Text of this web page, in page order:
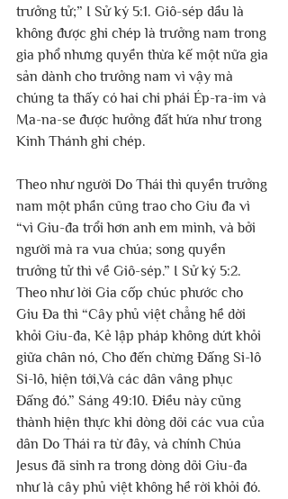
trưởng tử;” I Sử ký 5:1. Giô-sép dầu là
không được ghi chép là trưởng nam trong
gia phổ nhưng quyền thừa kế một nữa gia
sản dành cho trưởng nam vì vậy mà
chúng ta thấy có hai chi phái Ép-ra-im và
Ma-na-se được hưởng đất hứa như trong
Kinh Thánh ghi chép.
Theo như người Do Thái thì quyền trưởng
nam một phần cũng trao cho Giu đa vì
“vì Giu-đa trổi hơn anh em mình, và bởi
người mà ra vua chúa; song quyền
trưởng tử thì về Giô-sép.” I Sử ký 5:2.
Theo như lời Gia cốp chúc phước cho
Giu Đa thì “Cây phủ việt chẳng hề dời
khỏi Giu-đa, Kẻ lập pháp không dứt khỏi
giữa chân nó, Cho đến chừng Đấng Si-lô
Si-lô, hiện tới,Và các dân vâng phục
Đấng đó.” Sáng 49:10. Điều này cũng
thành hiện thực khi dòng dõi các vua của
dân Do Thái ra từ đây, và chính Chúa
Jesus đã sinh ra trong dòng dõi Giu-đa
như là cây phủ việt không hề rời khỏi đó.